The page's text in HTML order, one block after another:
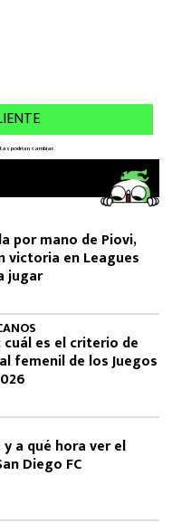
por mano de Piovi,
victoria en Leagues
jugar
es el criterio de
femenil de los Juegos
a qué hora ver el
Diego FC